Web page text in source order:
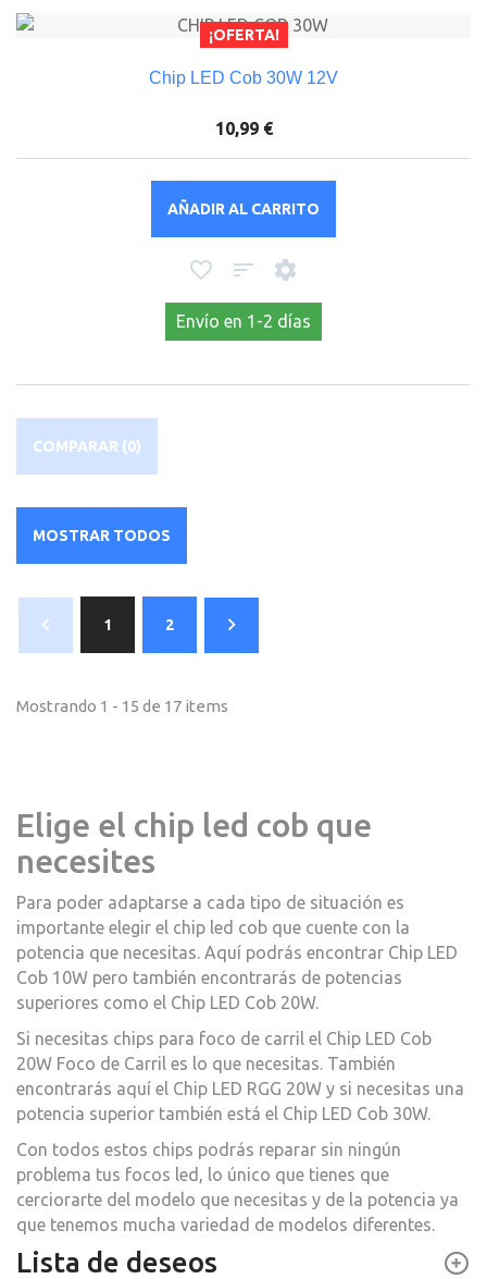
¡OFERTA!
Chip LED Cob 30W 12V
10,99 €
AÑADIR AL CARRITO
Envío en 1-2 días
COMPARAR (0)
MOSTRAR TODOS
1 2
Mostrando 1 - 15 de 17 items
Elige el chip led cob que
necesites
Para poder adaptarse a cada tipo de situación es
importante elegir el chip led cob que cuente con la
potencia que necesitas. Aquí podrás encontrar Chip LED
Cob 10W pero también encontrarás de potencias
superiores como el Chip LED Cob 20W.
Si necesitas chips para foco de carril el Chip LED Cob
20W Foco de Carril es lo que necesitas. También
encontrarás aquí el Chip LED RGG 20W y si necesitas una
potencia superior también está el Chip LED Cob 30W.
Con todos estos chips podrás reparar sin ningún
problema tus focos led, lo único que tienes que
cerciorarte del modelo que necesitas y de la potencia ya
que tenemos mucha variedad de modelos diferentes.
Lista de deseos